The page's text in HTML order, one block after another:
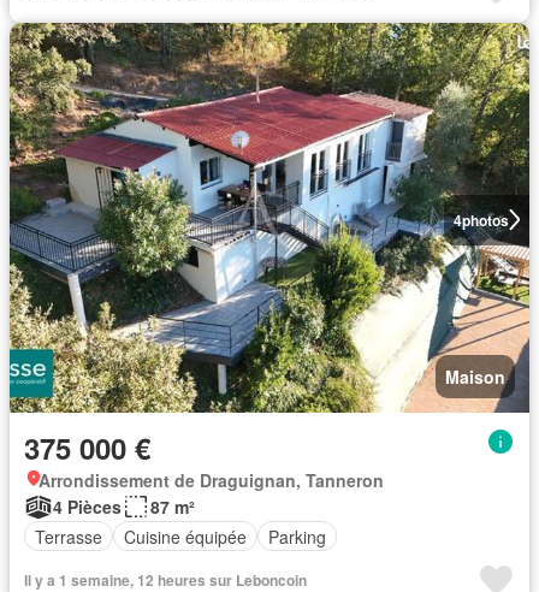
4photos
Maison
375 000 €
Arrondissement de Draguignan, Tanneron
4 Pièces
87 m²
Terrasse
Cuisine équipée Parking
Il y a 1 semaine, 12 heures sur Leboncoin